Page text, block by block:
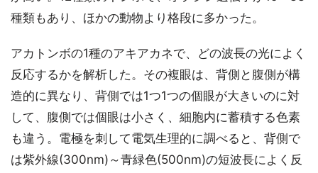
種類もあり、ほかの動物より格段に多かった。
アカトンボの1種のアキアカネで、どの波長の光によく
反応するかを解析した。その複眼は、背側と腹側が構
造的に異なり、背側では1つ1つの個眼が大きいのに対
して、腹側では個眼は小さく、細胞内に蓄積する色素
も違う。電極を刺して電気生理的に調べると、背側で
は紫外線(300nm)～青緑色(500nm)の短波長によく反